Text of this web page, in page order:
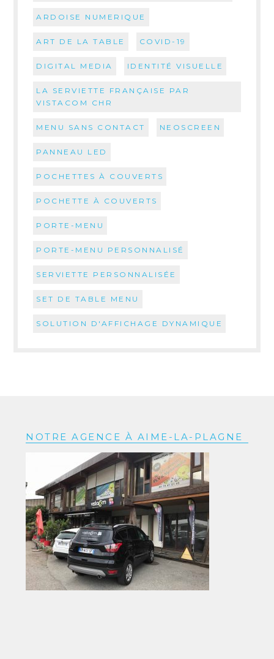
ARDOISE NUMERIQUE
ART DE LA TABLE COVID-19
DIGITAL MEDIA IDENTITÉ VISUELLE
LA SERVIETTE FRANÇAISE PAR
VISTACOM CHR
MENU SANS CONTACT NEOSCREEN
PANNEAU LED
POCHETTES À COUVERTS
POCHETTE À COUVERTS
PORTE-MENU
PORTE-MENU PERSONNALISÉ
SERVIETTE PERSONNALISÉE
SET DE TABLE MENU
SOLUTION D'AFFICHAGE DYNAMIQUE
NOTRE AGENCE À AIME-LA-PLAGNE